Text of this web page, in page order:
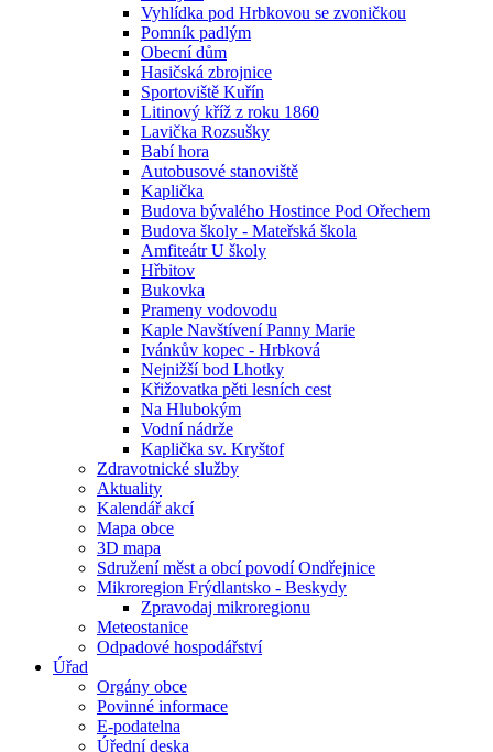
Vyhlídka pod Hrbkovou se zvoničkou
Pomník padlým
Obecní dům
Hasičská zbrojnice
Sportoviště Kuřín
Litinový kříž z roku 1860
Lavička Rozsušky
Babí hora
Autobusové stanoviště
Kaplička
Budova bývalého Hostince Pod Ořechem
Budova školy - Mateřská škola
Amfiteátr U školy
Hřbitov
Bukovka
Prameny vodovodu
Kaple Navštívení Panny Marie
Ivánkův kopec - Hrbková
Nejnižší bod Lhotky
Křižovatka pěti lesních cest
Na Hlubokým
Vodní nádrže
Kaplička sv. Kryštof
Zdravotnické služby
Aktuality
Kalendář akcí
Mapa obce
3D mapa
Sdružení měst a obcí povodí Ondřejnice
Mikroregion Frýdlantsko - Beskydy
Zpravodaj mikroregionu
Meteostanice
Odpadové hospodářství
Úřad
Orgány obce
Povinné informace
E-podatelna
Úřední deska